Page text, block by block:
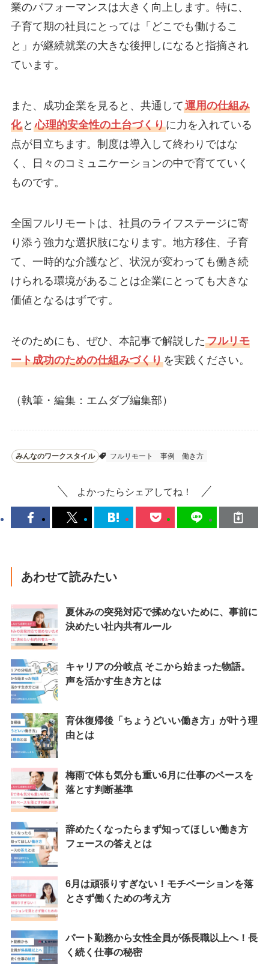
業のパフォーマンスは大きく向上します。特に、
子育て期の社員にとっては「どこでも働けるこ
と」が継続就業の大きな後押しになると指摘され
ています。
また、成功企業を見ると、共通して運用の仕組み
化と 心理的安全性の土台づくりに力を入れている
点が目立ちます。制度は導入して終わりではな
く、日々のコミュニケーションの中で育てていく
ものです。
全国フルリモートは、社員のライフステージに寄
り添う強力な選択肢になります。地方移住、子育
て、一時的な介護など、状況が変わっても働き続
けられる環境があることは企業にとっても大きな
価値となるはずです。
そのためにも、ぜひ、本記事で解説したフルリモ
ート成功のための仕組みづくりを実践ください。
（執筆・編集：エムダブ編集部）
みんなのワークスタイル フルリモート 事例 働き方
よかったらシェアしてね！
あわせて読みたい
夏休みの突発対応で揉めないために、事前に
決めたい社内共有ルール
キャリアの分岐点 そこから始まった物語。
声を活かす生き方とは
育休復帰後「ちょうどいい働き方」が叶う理
由とは
梅雨で体も気分も重い6月に仕事のペースを
落とす判断基準
辞めたくなったらまず知ってほしい働き方
フェースの答えとは
6月は頑張りすぎない！モチベーションを落
とさず働くための考え方
パート勤務から女性全員が係長職以上へ！長
く続く仕事の秘密